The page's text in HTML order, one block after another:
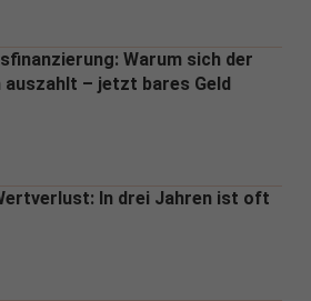
Warum sich der
– jetzt bares Geld
In drei Jahren ist oft